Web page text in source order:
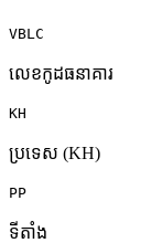
VBLC
លេខកូដធនាគារ
KH
ប្រទេស (KH)
PP
ទីតាំង